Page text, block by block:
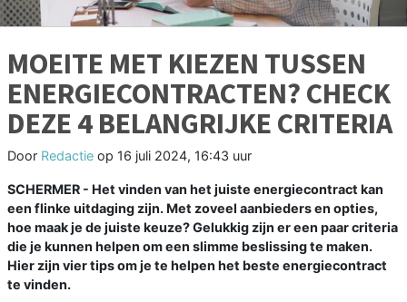
MOEITE MET KIEZEN TUSSEN
ENERGIECONTRACTEN? CHECK
DEZE 4 BELANGRIJKE CRITERIA
Door Redactie op 16 juli 2024, 16:43 uur
SCHERMER - Het vinden van het juiste energiecontract kan
een flinke uitdaging zijn. Met zoveel aanbieders en opties,
hoe maak je de juiste keuze? Gelukkig zijn er een paar criteria
die je kunnen helpen om een slimme beslissing te maken.
Hier zijn vier tips om je te helpen het beste energiecontract
te vinden.